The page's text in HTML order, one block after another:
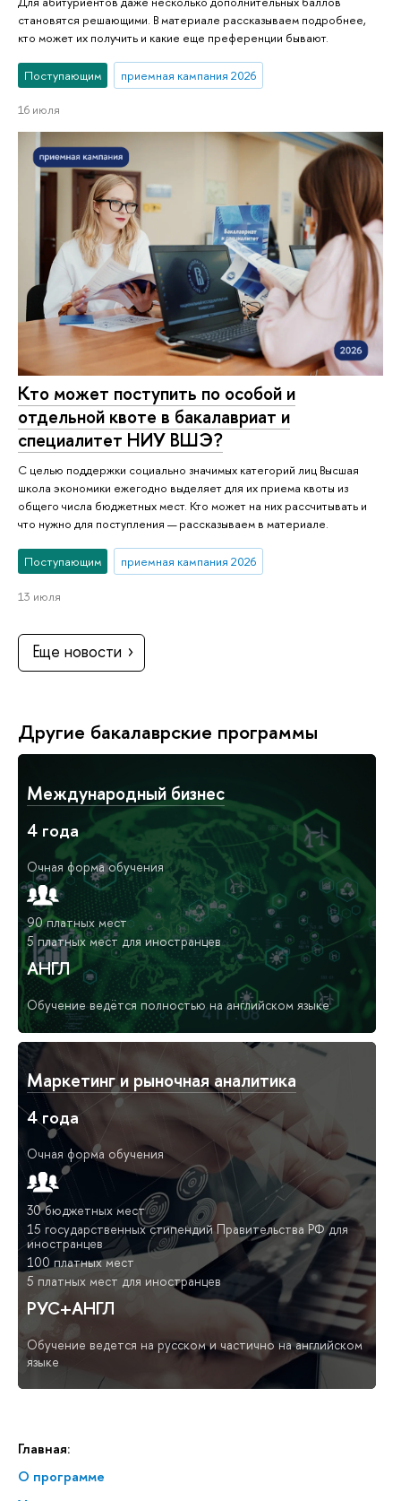
Главная:
О программе
становятся решающими. В материале рассказываем подробнее,
кто может их получить и какие еще преференции бывают.
Поступающим приемная кампания 2026
16 июля
Кто может поступить по особой и
отдельной квоте в бакалавриат и
специалитет НИУ ВШЭ?
С целью поддержки социально значимых категорий лиц Высшая
школа экономики ежегодно выделяет для их приема квоты из
общего числа бюджетных мест. Кто может на них рассчитывать и
что нужно для поступления — рассказываем в материале.
Поступающим приемная кампания 2026
13 июля
Еще новости
Другие бакалаврские программы
Международный бизнес
4 года
Очная форма обучения
90 платных мест
5 платных мест для иностранцев
АНГЛ
Обучение ведётся полностью на английском языке
Маркетинг и рыночная аналитика
4 года
Очная форма обучения
30 бюджетных мест
15 государственных стипендий Правительства РФ для
иностранцев
100 платных мест
5 платных мест для иностранцев
РУС+АНГЛ
Обучение ведется на русском и частично на английском
языке